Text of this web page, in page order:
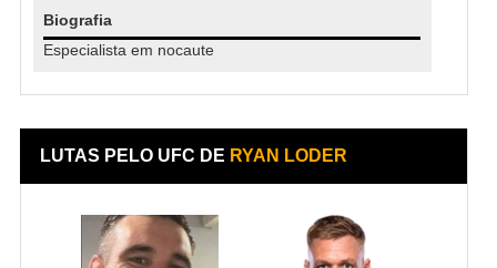
Biografia
Especialista em nocaute
LUTAS PELO UFC DE RYAN LODER